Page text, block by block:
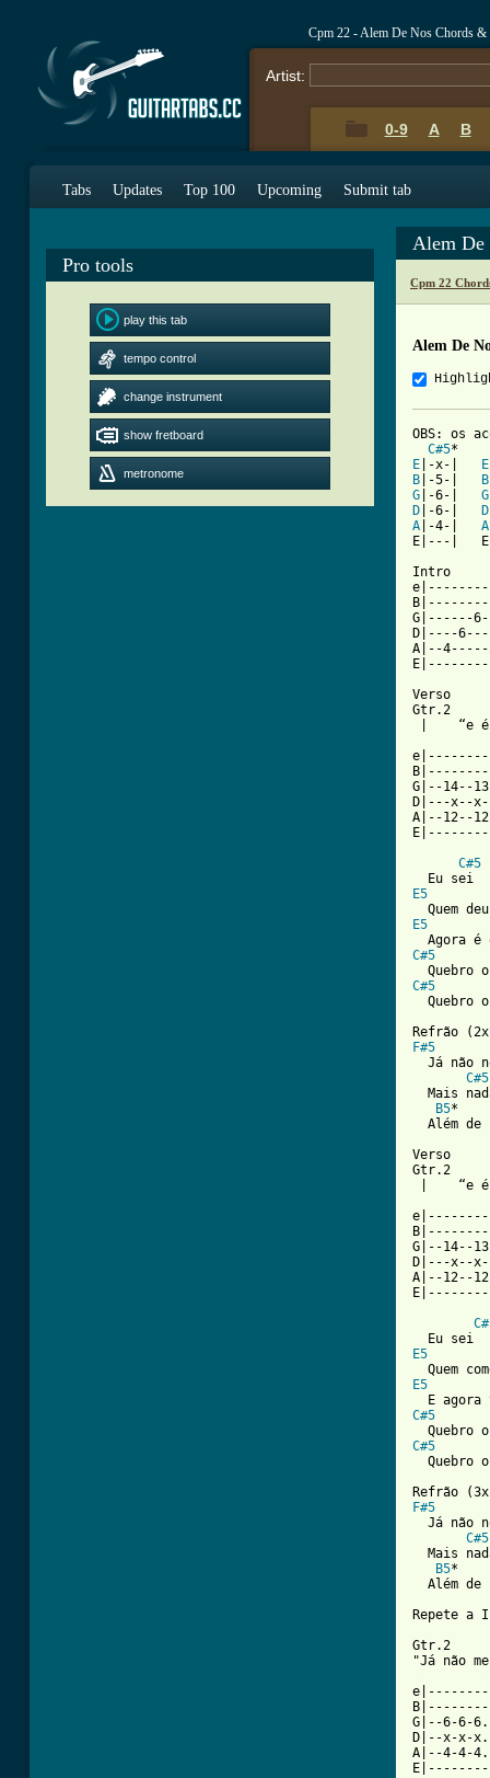
Cpm 22 - Alem De Nos Chords &
Artist:
0-9 A B
Tabs Updates Top 100 Upcoming Submit tab
Pro tools
play this tab
tempo control
change instrument
show fretboard
metronome
Alem De
Cpm 22
Alem De
OBS: os
C#5
E |-x-|
E
B |-5-|
B
G |-6-| G
D |-6-|
D
A |-4-| A
E|---|
Intro
G|------
D|----
A|--
Verso
Gtr.2
|    “e é
G|--14--
D|---x--
A|--12--
C#5
E5
E5
C#5
C#5
Quebro
F#5
Já não
C#5
Mais
B5*
Além de
Verso
Gtr.2
|    “e é
G|--14--
D|---x--
A|--12--
E5
E5
C#5
C#5
Quebro
F#5
Já não
C#5
Mais
B5*
Além de
Repete a
Gtr.2
G|--6-6-
D|--x-x-
A|--4-4-